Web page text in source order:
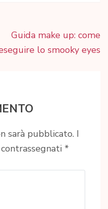
Guida make up: come
lo smooky eyes
sarà pubblicato. I
*